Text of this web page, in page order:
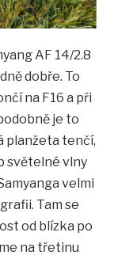
AF 14/2.8
dobře. To
na F16 a při
je to
planžeta tenčí,
světelné vlny
velmi
Tam se
od blízka po
na třetinu